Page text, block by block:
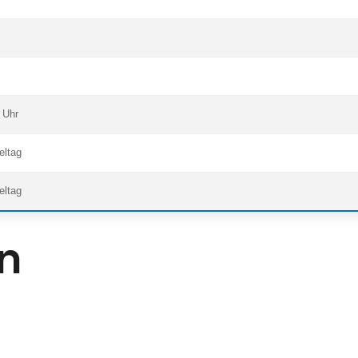
Uhr